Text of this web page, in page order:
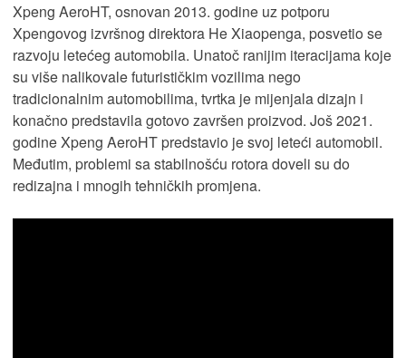
Xpeng AeroHT, osnovan 2013. godine uz potporu
Xpengovog izvršnog direktora He Xiaopenga, posvetio se
razvoju letećeg automobila. Unatoč ranijim iteracijama koje
su više nalikovale futurističkim vozilima nego
tradicionalnim automobilima, tvrtka je mijenjala dizajn i
konačno predstavila gotovo završen proizvod. Još 2021.
godine Xpeng AeroHT predstavio je svoj leteći automobil.
Međutim, problemi sa stabilnošću rotora doveli su do
redizajna i mnogih tehničkih promjena.